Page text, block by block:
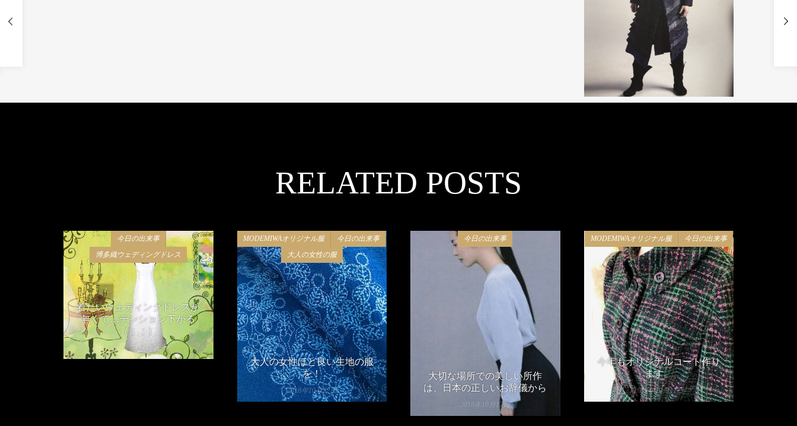
RELATED POSTS
今日の出来事
博多織ウェディングドレス
着たいウェディングドレスが
無くて…テンション下がる
（；；）
2018年11月15日
MODEMIWAオリジナル服
今日の出来事
大人の女性の服
大人の女性ほど良い生地の服
を！
2018年10月22日
今日の出来事
大切な場所での美しい所作
は、日本の正しいお辞儀から
2018年10月17日
MODEMIWAオリジナル服 今日の出来事
今年もオリジナルコート作り
ます。
2018年10月11日